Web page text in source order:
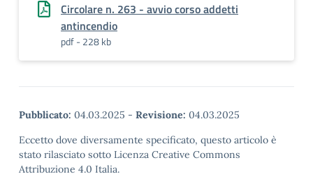
Circolare n. 263 - avvio corso addetti
antincendio
pdf - 228 kb
Pubblicato: 04.03.2025 - Revisione: 04.03.2025
Eccetto dove diversamente specificato, questo articolo è
stato rilasciato sotto Licenza Creative Commons
Attribuzione 4.0 Italia.